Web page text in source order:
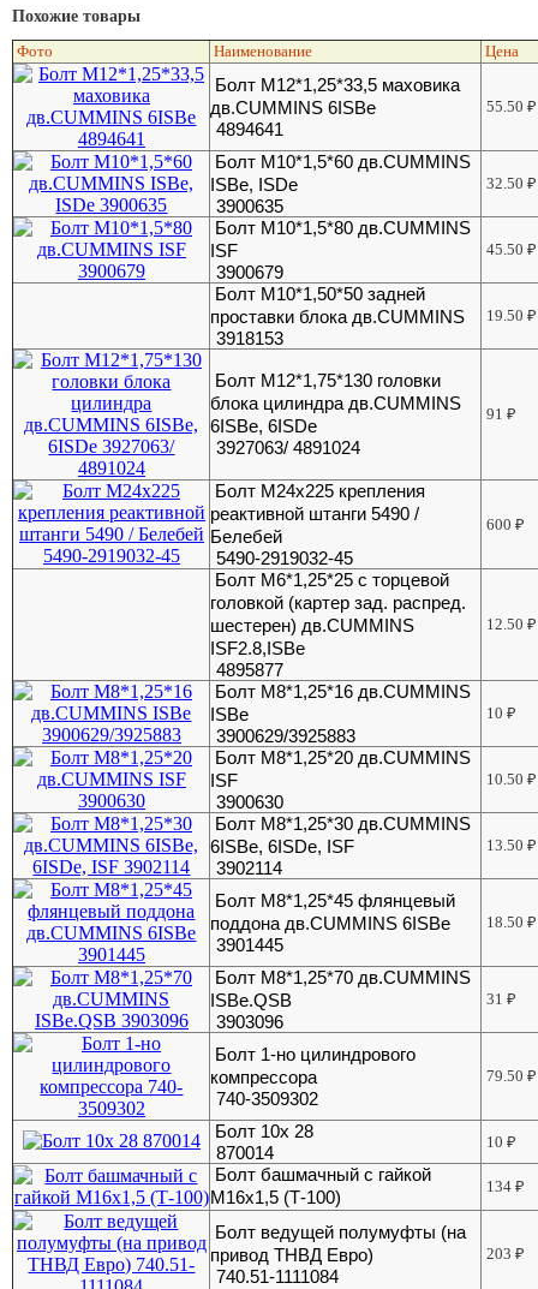
Похожие товары
Фото Наименование Цена
Болт M12*1,25*33,5 маховика
дв.CUMMINS 6ISBe
4894641
55.50₽
Болт М10*1,5*60 дв.CUMMINS
ISBe, ISDe
3900635
32.50₽
Болт М10*1,5*80 дв.CUMMINS
ISF
3900679
45.50₽
Болт М10*1,50*50 задней
проставки блока дв.CUMMINS
3918153
19.50₽
Болт М12*1,75*130 головки
блока цилиндра дв.CUMMINS
6ISBe, 6ISDe
3927063/ 4891024
91₽
Болт М24х225 крепления
реактивной штанги 5490 /
Белебей
5490-2919032-45
600₽
Болт М6*1,25*25 с торцевой
головкой (картер зад. распред.
шестерен) дв.CUMMINS
ISF2.8,ISBe
4895877
12.50₽
Болт М8*1,25*16 дв.CUMMINS
ISBe
3900629/3925883
10₽
Болт М8*1,25*20 дв.CUMMINS
ISF
3900630
10.50₽
Болт М8*1,25*30 дв.CUMMINS
6ISBe, 6ISDe, ISF
3902114
13.50₽
Болт М8*1,25*45 флянцевый
поддона дв.CUMMINS 6ISBe
3901445
18.50₽
Болт М8*1,25*70 дв.CUMMINS
ISBe.QSB
3903096
31₽
Болт 1-но цилиндрового
компрессора
740-3509302
79.50₽
Болт 10х 28
870014
10₽
Болт башмачный с гайкой
М16х1,5 (Т-100)
134₽
Болт ведущей полумуфты (на
привод ТНВД Евро)
740.51-1111084
203₽